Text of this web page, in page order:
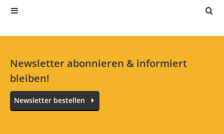
Newsletter abonnieren & informiert
bleiben!
Newsletter bestellen